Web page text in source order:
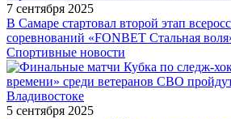
7 сентября 2025
В Самаре стартовал второй этап
соревнований «FONBET Стальная
Спортивные новости
5 сентября 2025